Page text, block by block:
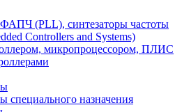
(PLL), синтезаторы частоты
Controllers and Systems)
микропроцессором, ПЛИС
назначения